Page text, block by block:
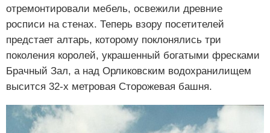
отремонтировали мебель, освежили древние
росписи на стенах. Теперь взору посетителей
предстает алтарь, которому поклонялись три
поколения королей, украшенный богатыми фресками
Брачный Зал, а над Орликовским водохранилищем
высится 32-х метровая Сторожевая башня.